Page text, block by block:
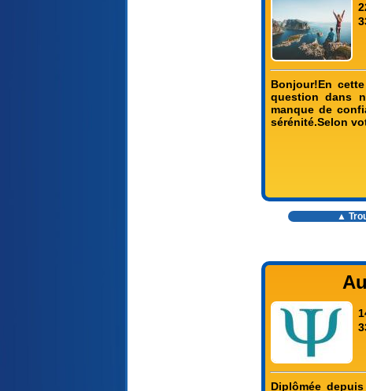
Bonjour!En
question dans
manque de
sérénité.Selon
▲
Diplômée